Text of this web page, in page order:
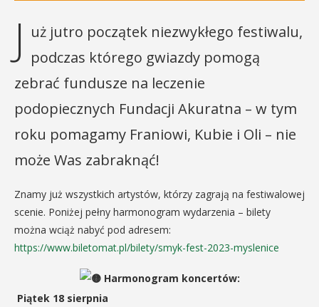
J uż jutro początek niezwykłego festiwalu,
podczas którego gwiazdy pomogą
zebrać fundusze na leczenie
podopiecznych Fundacji Akuratna – w tym
roku pomagamy Franiowi, Kubie i Oli – nie
może Was zabraknąć!
Znamy już wszystkich artystów, którzy zagrają na festiwalowej
scenie. Poniżej pełny harmonogram wydarzenia – bilety
można wciąż nabyć pod adresem:
https://www.biletomat.pl/bilety/smyk-fest-2023-myslenice
Harmonogram koncertów:
Piątek 18 sierpnia